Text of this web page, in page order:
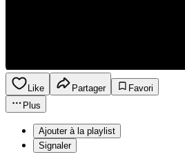
Like Partager
Favori
Plus
Ajouter à la playlist
Signaler